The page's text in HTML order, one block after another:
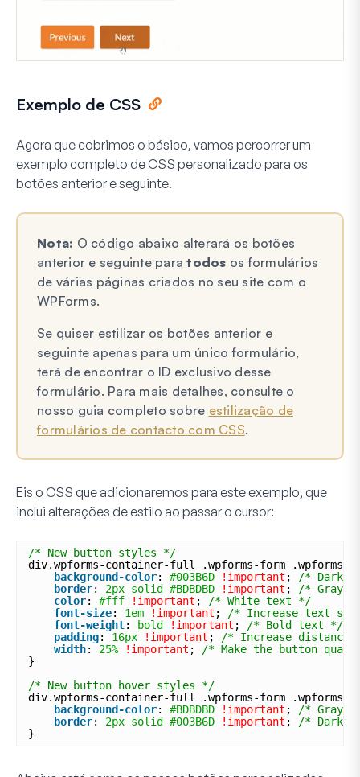
Exemplo de CSS
Agora que cobrimos o básico, vamos percorrer um
exemplo completo de CSS personalizado para os
botões anterior e seguinte.
Nota: O código abaixo alterará os botões
anterior e seguinte paratodos os formulários
de várias páginas criados no seu site com o
WPForms.
Se quiser estilizar os botões anterior e
seguinte apenas para um único formulário,
terá de encontrar o ID exclusivo desse
formulário. Para mais detalhes, consulte o
nosso guia completo sobre estilização de
formulários de contacto com CSS.
Eis o CSS que adicionaremos para este exemplo, que
inclui alterações de estilo ao passar o cursor:
/* New button styles */
div.wpforms-container-full .wpforms-form .wpforms-
background-color: #003B6D !important ;
/* Dark
border: 2px solid #BDBDBD !important ;
/* Gray
color: #fff !important ;
/* White text */
font-size: 1em !important ;
/* Increase text
font-weight: bold !important ;
/* Bold text */
padding: 16px !important ;
/* Increase distance
width: 25% !important ;
/* Make the button
}
/* New button hover styles */
div.wpforms-container-full .wpforms-form
background-color: #BDBDBD !important ;
/* Gray
border: 2px solid #003B6D !important ;
/* Dark
}